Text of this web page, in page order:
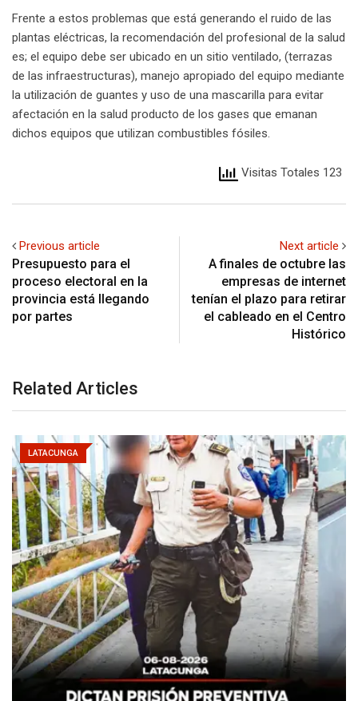
Frente a estos problemas que está generando el ruido de las
plantas eléctricas, la recomendación del profesional de la salud
es; el equipo debe ser ubicado en un sitio ventilado, (terrazas
de las infraestructuras), manejo apropiado del equipo mediante
la utilización de guantes y uso de una mascarilla para evitar
afectación en la salud producto de los gases que emanan
dichos equipos que utilizan combustibles fósiles.
Visitas Totales 123
Previous article
Presupuesto para el
proceso electoral en la
provincia está llegando
por partes
Next article
A finales de octubre las
empresas de internet
tenían el plazo para retirar
el cableado en el Centro
Histórico
Related Articles
LATACUNGA